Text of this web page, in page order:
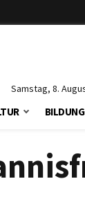
Samstag, 8.
BILDUNG